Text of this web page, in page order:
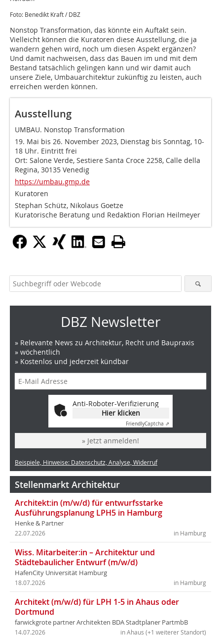
Foto: Benedikt Kraft / DBZ
Nonstop Transformation, das könnte ein Auftakt sein.
Vielleicht können die Kuratoren diese Ausstellung, die ja
wandern gehen wird, noch um diesen Aspekt ergänzen?
Und damit nachweisen, dass das Bauen im und mit dem
Bestand tatsächlich gelingen kann und wir damit auch
unsere Ziele, Umbauarchitektur zukünftig zu leisten, auch
erreichen werden können.
Ausstellung
UMBAU. Nonstop Transformation
19. Mai bis 26. November 2023, Dienstag bis Sonntag, 10-
18 Uhr. Eintritt frei
Ort: Salone Verde, Sestiere Santa Croce 2258, Calle della
Regina, 30135 Venedig
https://umbau.gmp.de
Kuratoren
Stephan Schütz, Nikolaus Goetze
Kuratorische Beratung und Redaktion Florian Heilmeyer
DBZ Newsletter
» Relevante News zu Architektur, Recht und Baupraxis
» wöchentlich
» Kostenlos und jederzeit kündbar
Anti-Roboter-Verifizierung
Hier klicken
FriendlyCaptcha ⇗
» Jetzt anmelden!
Beispiele, Hinweise: Datenschutz, Analyse, Widerruf
Stellenmarkt Architektur
Architekt:in (m/w/d) für entwurfsstarke
Ausführungsplanung LPH5 in Hamburg
Henke & Partner
in Hamburg
22.07.2026
Wiss. Mitarbeiter:in – Architektur und
Städtebaulicher Entwurf (m/w/d)
HafenCity Universität Hamburg
in Hamburg
18.07.2026
Architekt (m/w/d) für LPH 1-5 in Ahaus oder
Dortmund
farwickgrote partner Architekten BDA Stadtplaner PartmbB
in Ahaus (+1 weiterer Standort)
14.07.2026